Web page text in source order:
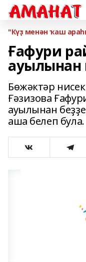
"Күҙ менән ҡаш
Ғафури
ауылынан
Бөжәктәр нисек
Ғәзизова
ауылынан
аша белеп була.